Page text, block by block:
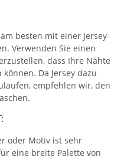
besten mit einer Jersey-
Verwenden Sie einen
dass Ihre Nähte
Da Jersey dazu
empfehlen wir, den
oder Motiv ist sehr
eine breite Palette von